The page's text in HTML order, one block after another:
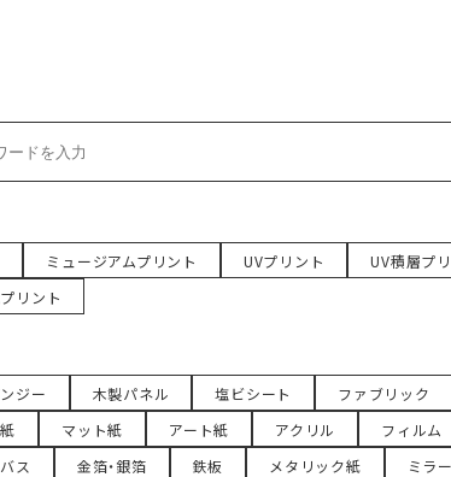
ミュージアムプリント UVプリント UV積層プ
リント
ジー 木製パネル 塩ビシート ファブリック
マット紙 アート紙 アクリル フィルム
ス
金箔・銀箔 鉄板 メタリック紙 ミラ